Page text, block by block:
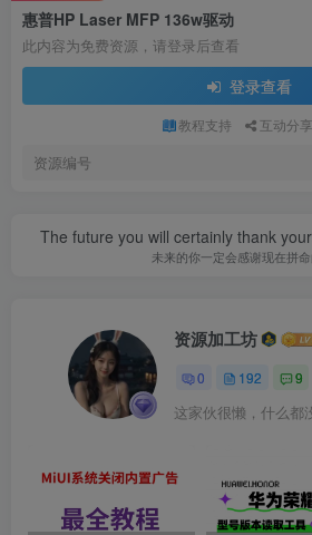
惠普HP Laser MFP 136w驱动
此内容为免费资源，请登录后查看
登录查看
教程支持 互动分享
资源编号
The future you will certainly thank
未来的你一定会感谢现在拼
资源加工坊
0 192 9
这家伙很懒，什么都